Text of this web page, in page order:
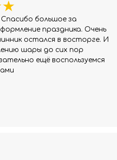
большое за
праздника. Очень
остался в восторге. И
шары до сих пор
ещё воспользуемся